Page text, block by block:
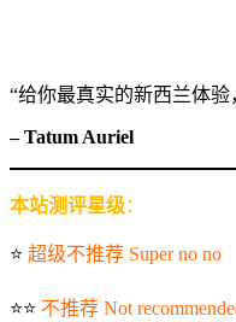
“给你最真实的新西兰体
– Tatum Auriel
本站测评星级：
⭐️ 超级不推荐 Super no no
⭐️⭐️ 不推荐 Not